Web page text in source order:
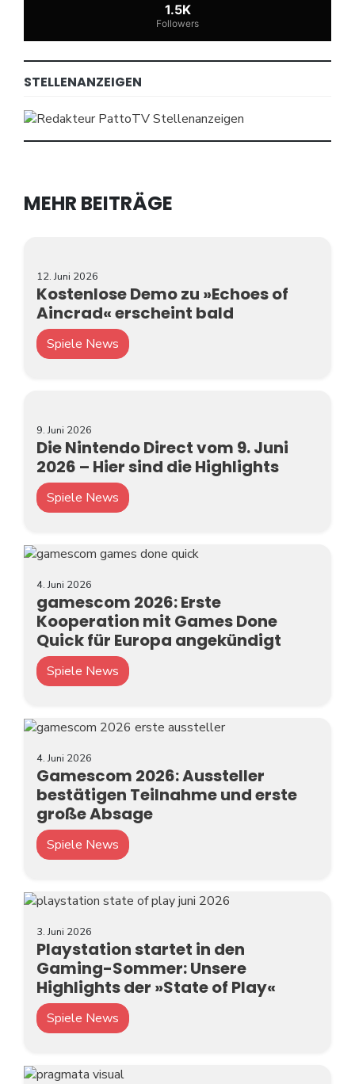
1.5K
Followers
STELLENANZEIGEN
MEHR BEITRÄGE
12. Juni 2026
Kostenlose Demo zu »Echoes of
Aincrad« erscheint bald
Spiele News
9. Juni 2026
Die Nintendo Direct vom 9. Juni
2026 – Hier sind die Highlights
Spiele News
4. Juni 2026
gamescom 2026: Erste
Kooperation mit Games Done
Quick für Europa angekündigt
Spiele News
4. Juni 2026
Gamescom 2026: Aussteller
bestätigen Teilnahme und erste
große Absage
Spiele News
3. Juni 2026
Playstation startet in den
Gaming-Sommer: Unsere
Highlights der »State of Play«
Spiele News